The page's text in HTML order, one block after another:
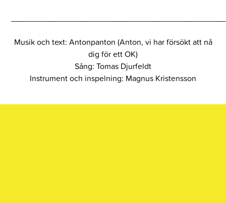
Musik och text: Antonpanton (Anton, vi har försökt att nå
dig för ett OK)
Sång: Tomas Djurfeldt
Instrument och inspelning: Magnus Kristensson